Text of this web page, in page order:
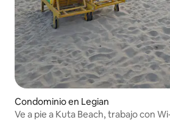
Condominio en Legian
Ve a pie a Kuta Beach, trabajo con